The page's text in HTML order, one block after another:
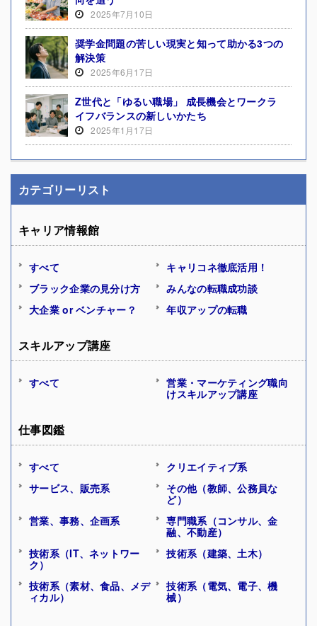
2025年7月10日
奨学金問題の苦しい現実と知って助かる3つの
解決策
2025年6月17日
Z世代と「ゆるい職場」 成長機会とワークラ
イフバランスの新しいかたち
2025年1月17日
カテゴリーリスト
キャリア情報館
すべて
キャリコネ徹底活用！
ブラック企業の見分け方
みんなの転職成功談
大企業 or ベンチャー？
年収アップの転職
スキルアップ講座
すべて
営業・マーケティング職向
けスキルアップ講座
仕事図鑑
すべて
クリエイティブ系
サービス、販売系
その他（教師、公務員な
ど）
営業、事務、企画系
専門職系（コンサル、金
融、不動産）
技術系（IT、ネットワー
ク）
技術系（建築、土木）
技術系（素材、食品、メデ
ィカル）
技術系（電気、電子、機
械）